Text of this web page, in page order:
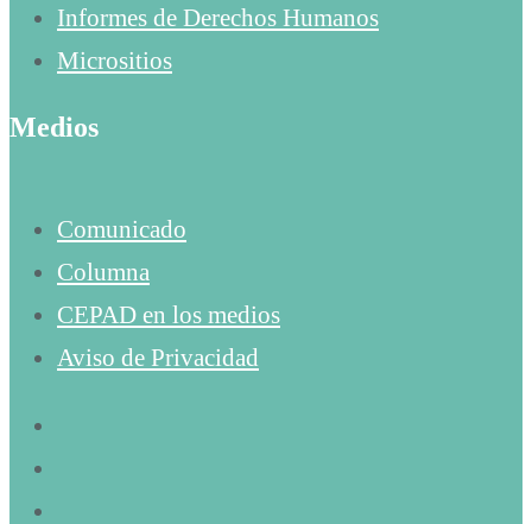
Informes de Derechos Humanos
Micrositios
Medios
Comunicado
Columna
CEPAD en los medios
Aviso de Privacidad